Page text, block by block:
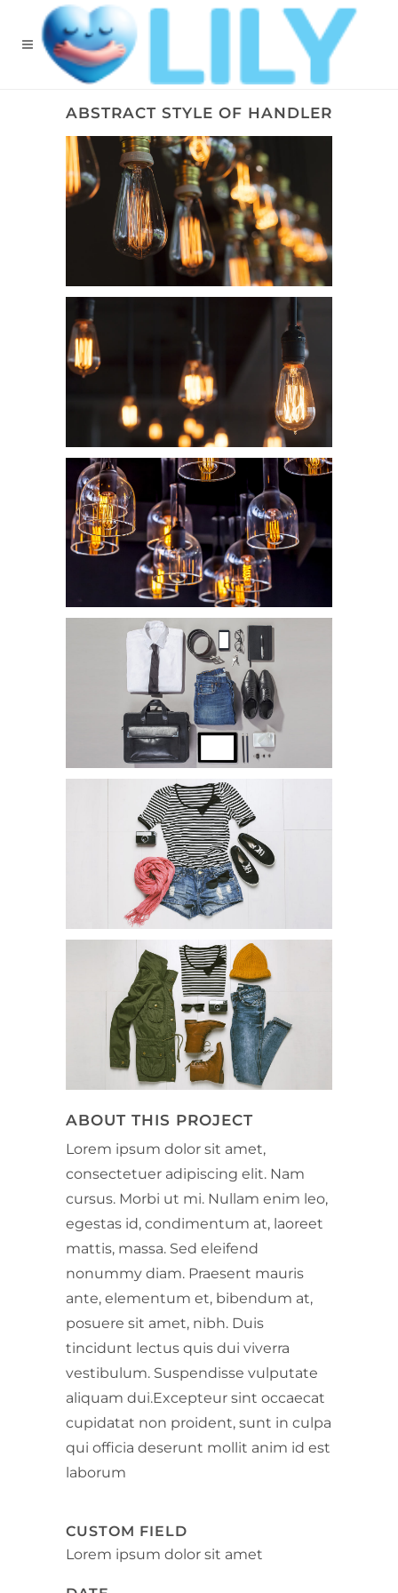
ABSTRACT STYLE OF HANDLER
ABOUT THIS PROJECT
Lorem ipsum dolor sit amet,
consectetuer adipiscing elit. Nam
cursus. Morbi ut mi. Nullam enim leo,
egestas id, condimentum at, laoreet
mattis, massa. Sed eleifend
nonummy diam. Praesent mauris
ante, elementum et, bibendum at,
posuere sit amet, nibh. Duis
tincidunt lectus quis dui viverra
vestibulum. Suspendisse vulputate
aliquam dui.Excepteur sint occaecat
cupidatat non proident, sunt in culpa
qui officia deserunt mollit anim id est
laborum
CUSTOM FIELD
Lorem ipsum dolor sit amet